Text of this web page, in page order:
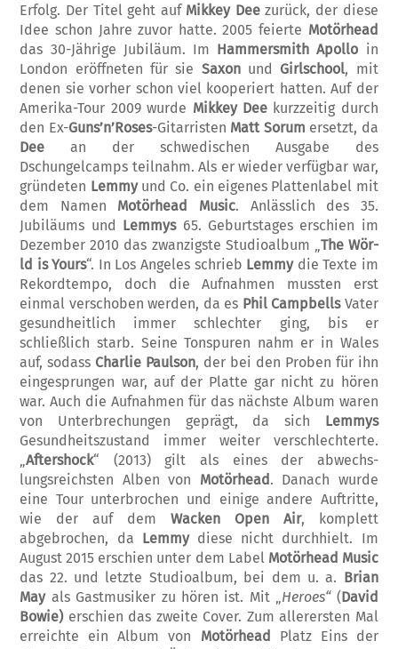
Erfolg. Der Titel geht auf Mikkey Deezurück, der diese
Idee schon Jahre zuvor hatte. 2005 feierte Motörhead
das 30-Jährige Jubiläum. Im Hammersmith Ap­ollo in
London eröffneten für sie Saxonund Girlschool, mit
denen sie vorher schon viel kooperiert hatten. Auf der
Amerika-Tour 2009 wurde Mikkey Deekurzzeitig durch
den Ex-Guns’n’Roses-Gitarristen Matt Sorum er­setzt, da
Dee an der schwedischen Ausgabe des
Dschungelcamps teilnahm. Als er wieder ver­fügbar war,
gründeten Lemmyund Co. ein eig­enes Plattenlabel mit
dem Namen Motörhead Music. Anlässlich des 35.
Jubiläums und Lem­mys65. Geburtstages erschien im
Dezember 2010 das zwanzigste Studioalbum „ The Wör­
ld is Yours“. In Los Angeles schrieb Lemmydie Texte im
Rekordtempo, doch die Auf­nahmen mussten erst
einmal verschoben wer­den, da es Phil CampbellsVater
gesundheit­lich immer schlechter ging, bis er
schließlich starb. Seine Tonspuren nahm er in Wales
auf, sodass Charlie Paulson, der bei den Proben für ihn
eingesprungen war, auf der Platte gar nicht zu hören
war. Auch die Aufnahmen für das nächste Album waren
von Unter­brech­ungen geprägt, da sich Lemmys
Gesund­heits­zustand immer weiter verschlechterte.
„Aftershock“ (2013) gilt als eines der ab­wechs­
lungsreichsten Alben von Motörhead . Danach wurde
eine Tour unterbrochen und einige andere Auftritte,
wie der auf dem Wacken Open Air, komplett
abgebrochen, da Lemmydiese nicht durchhielt. Im
August 2015 erschien unter dem Label Motörhead Music
das 22. und letzte Studioalbum, bei dem u. a. Brian
Mayals Gastmusiker zu hören ist. Mit „ Heroes“(David
Bowie)erschien das zweite Cover. Zum allerersten Mal
erreichte ein Album von Motörhead
Platz Eins der